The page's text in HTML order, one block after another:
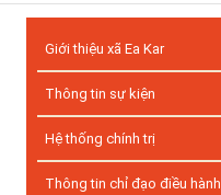
Giới thiệu xã Ea Kar
Thông tin sự kiện
Hệ thống chính trị
Thông tin chỉ đạo điều hành